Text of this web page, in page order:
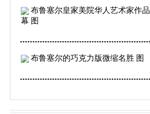
布鲁塞尔皇家美院华人艺术家作
幕 图
布鲁塞尔的巧克力版微缩名胜 图